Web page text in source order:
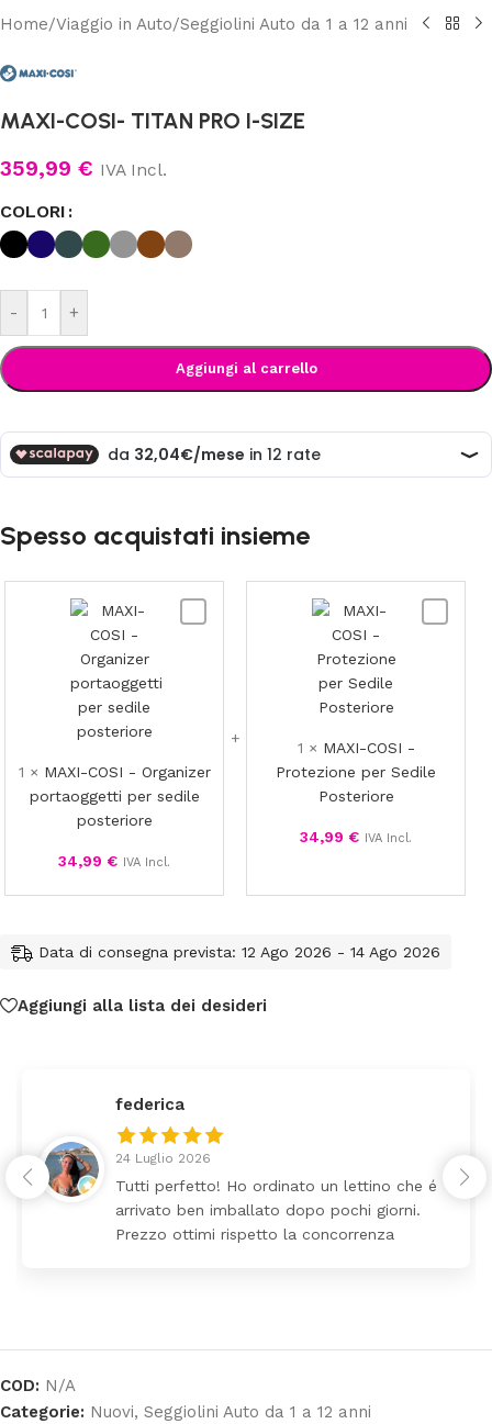
Home/Viaggio in Auto/Seggiolini Auto da 1 a 12 anni
MAXI-COSI- TITAN PRO I-SIZE
359,99 € IVA Incl.
COLORI
- +
Aggiungi al carrello
Spesso acquistati insieme
posteriore
1 × MAXI-COSI - Organizer
portaoggetti per sedile
posteriore
34,99 € IVA Incl.
1 × MAXI-COSI -
Protezione per Sedile
Posteriore
34,99 € IVA Incl.
Data di consegna prevista: 12 Ago 2026 - 14 Ago 2026
Aggiungi alla lista dei desideri
un lettino che é
dopo pochi giorni.
concorrenza
❤️
COD: N/A
Categorie: Nuovi, Seggiolini Auto da 1 a 12 anni